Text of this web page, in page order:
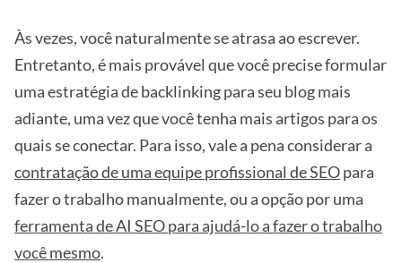
Às vezes, você naturalmente se atrasa ao escrever.
Entretanto, é mais provável que você precise formular
uma estratégia de backlinking para seu blog mais
adiante, uma vez que você tenha mais artigos para os
quais se conectar. Para isso, vale a pena considerar a
contratação de uma equipe profissional de SEOpara
fazer o trabalho manualmente, ou a opção por uma
ferramenta de AI SEO para ajudá-lo a fazer o trabalho
você mesmo.